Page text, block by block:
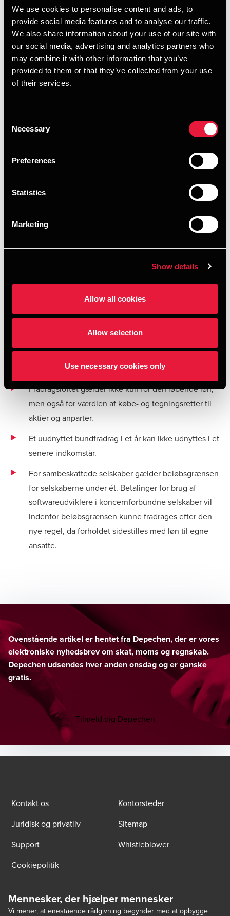
We use cookies to personalise content and ads, to
provide social media features and to analyse our traffic.
We also share information about your use of our site with
our social media, advertising and analytics partners who
may combine it with other information that you’ve
provided to them or that they’ve collected from your use
of their services.
Selection
Necessary
Preferences
Statistics
Marketing
Show details
Allow all cookies
Allow selection
Use necessary cookies only
beskrives således:
Udgifter til anskaffelse software, herunder udvikling
af ny software, skal fortsat saldoafskrives, men når det
gælder udgifter til løn til egne softwareudviklere, kan
disse fradrages med det samme op til et beløb på 5
efter samme regler som mange andre beløbsgrænser
Reglen får tilbagevirkende kraft til den 1. januar 2025.
Altså for lønudgifter afholdt efter denne dato. For
indkomståret 2025 vil fradraget maks. kunne udgøre
Vederlag til eksterne softwareudviklere er ikke
omfattet af fradragsretten. Der kan derfor være
startups, for hvem det vil være interessant at tilbyde
Vi forstår lovudkastet sådan, at det kun vil være løn til
ansatte med specifikke
der fx arbejder med implementering af software, men
som ikke er udviklere, må derfor som udgangspunkt
altid kunne fradrages.
Fradragsloftet gælder ikke kun for den løbende løn,
men også for værdien af købe- og tegningsretter til
aktier og anparter.
Et uudnyttet bundfradrag i et år kan ikke udnyttes i et
senere indkomstår.
For sambeskattede selskaber gælder beløbsgrænsen
for selskaberne under ét. Betalinger for brug af
softwareudviklere i koncernforbundne selskaber vil
indenfor beløbsgrænsen kunne fradrages efter den
nye regel, da forholdet sidestilles med løn til egne
ansatte.
Ovenstående artikel er hentet fra Depechen, der er vores
elektroniske nyhedsbrev om skat, moms og regnskab.
Depechen udsendes hver anden onsdag og er ganske
gratis.
Tilmeld dig Depechen
Kontakt os
Kontorsteder
Juridisk og privatliv
Sitemap
Support
Whistleblower
Cookiepolitik
Mennesker, der hjælper mennesker
Vi mener, at enestående rådgivning begynder med at opbygge